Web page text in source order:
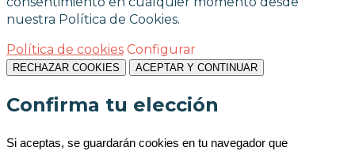
nuestra Política de Cookies.
Política de cookies Configurar
RECHAZAR COOKIES ACEPTAR Y CONTINUAR
Confirma tu elección
Si aceptas, se guardarán cookies en tu navegador que